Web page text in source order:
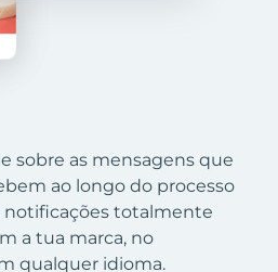
sobre as mensagens que
ao longo do processo
notificações totalmente
a tua marca, no
qualquer idioma.